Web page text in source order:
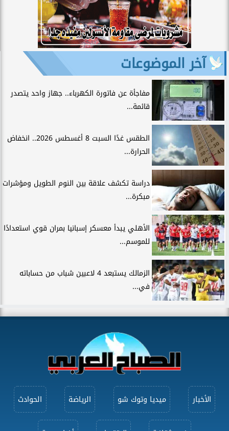
آخر الموضوعات
مفاجأة عن فاتورة الكهرباء.. جهاز واحد يتصدر
قائمة...
الطقس غدًا السبت 8 أغسطس 2026.. انخفاض
الحرارة...
دراسة تكشف علاقة بين النوم الطويل ومؤشرات
مبكرة...
الأهلي يبدأ معسكر إسبانيا بمران قوي استعدادًا
للموسم...
الزمالك يستبعد 4 لاعبين شباب من حساباته
في...
الأخبار ميديا وتوك شو الرياضة الحوادث